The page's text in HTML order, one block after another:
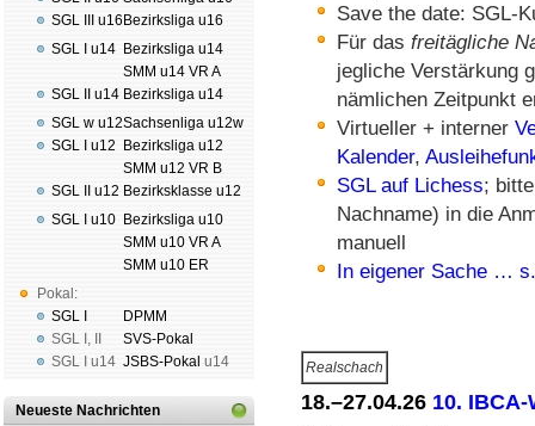
SGL III u16
SGL I u14
SGL II u14
SGL w u12
SGL I u12
SGL II u12
SGL I u10
Pokal:
SGL I
SGL I ,
SGL I
u14
Bezirksliga u16
Bezirksliga u14
SMM u14 VR A
Bezirksliga u14
Sachsenliga u12w
Bezirksliga u12
SMM u12 VR B
Bezirksklasse u12
Bezirksliga u10
SMM u10 VR A
SMM u10 ER
DPMM
SVS-Pokal
JSBS-Pokal u14
Neueste Nachrichten
Save the date: SGL-
Für das freitägliche
jegliche Verstärkung
nämlichen Zeitpunkt
Virtueller + interner
Kalender,
SGL auf Lichess;
Nachname) in die
manuell
In eigener Sache …
Realschach
18.–27.04.26 10. IBCA-